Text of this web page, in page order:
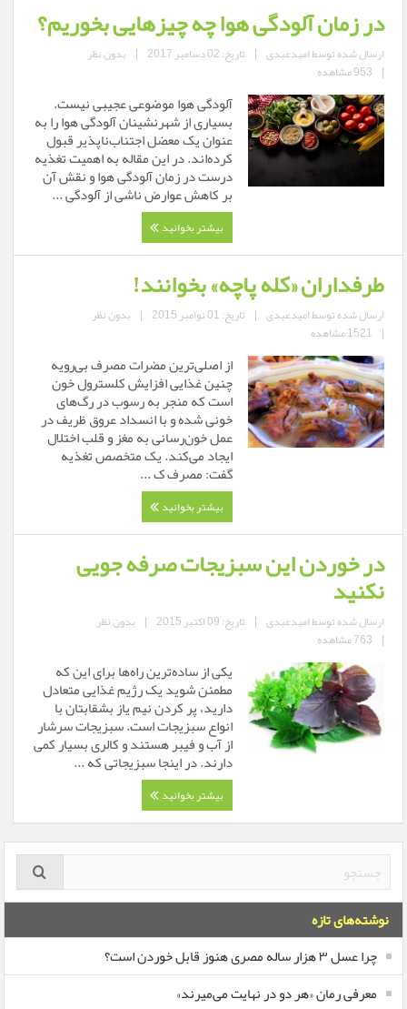
در زمان آلودگی هوا چه چیزهایی بخوریم؟
ارسال شده توسطامیدعبدی | تاریخ: 02 دسامبر 2017 | بدون نظر
| 953 مشاهده
آلودگی هوا موضوعی عجیبی نیست.
بسیاری از شهرنشینان ­آلودگی هوا را به
عنوان یک معضل اجتناب‌ناپذیر قبول
کرده‌اند. در این مقاله به اهمیت تغذیه
درست در زمان آلودگی هوا و نقش آن
بر کاهش عوارض ناشی از آلودگی ...
بیشتر بخوانید
طرفداران «کله پاچه» بخوانند!
ارسال شده توسطامیدعبدی | تاریخ: 01 نوامبر 2015 | بدون نظر
| 1521 مشاهده
از اصلی‌ترین مضرات مصرف بی‌رویه
چنین غذایی افزایش کلسترول خون
است که منجر به رسوب در رگ‌های
خونی شده و با انسداد عروق ظریف در
عمل خون‌رسانی به مغز و قلب اختلال
ایجاد می‌کند. یک متخصص تغذیه
گفت: مصرف ک ...
بیشتر بخوانید
در خوردن این سبزیجات صرفه جویی
نکنید
ارسال شده توسطامیدعبدی | تاریخ: 09 اکتبر 2015 | بدون نظر
| 763 مشاهده
یکی از ساده‌ترین راه‌ها برای این که
مطمئن شوید یک رژیم غذایی متعادل
دارید، پر کردن نیم یاز بشقابتان با
انواع سبزیجات است. سبزیجات سرشار
از آب و فیبر هستند و کالری بسیار کمی
دارند. در اینجا سبزیجاتی که ...
بیشتر بخوانید
نوشته‌های تازه
چرا عسل ۳ هزار ساله‌ مصری هنوز قابل خوردن است؟
معرفی رمان «هر دو در نهایت می‌میرند»